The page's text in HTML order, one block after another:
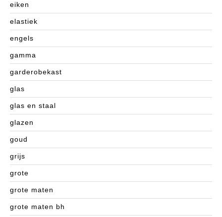
eiken
elastiek
engels
gamma
garderobekast
glas
glas en staal
glazen
goud
grijs
grote
grote maten
grote maten bh